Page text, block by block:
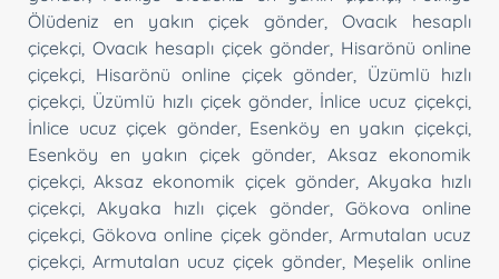
Ölüdeniz en yakın çiçek gönder, Ovacık hesaplı
çiçekçi, Ovacık hesaplı çiçek gönder, Hisarönü online
çiçekçi, Hisarönü online çiçek gönder, Üzümlü hızlı
çiçekçi, Üzümlü hızlı çiçek gönder, İnlice ucuz çiçekçi,
İnlice ucuz çiçek gönder, Esenköy en yakın çiçekçi,
Esenköy en yakın çiçek gönder, Aksaz ekonomik
çiçekçi,Aksaz ekonomik çiçek gönder, Akyaka hızlı
çiçekçi, Akyaka hızlı çiçek gönder, Gökova online
çiçekçi, Gökova online çiçek gönder, Armutalan ucuz
çiçekçi, Armutalan ucuz çiçek gönder, Meşelik online